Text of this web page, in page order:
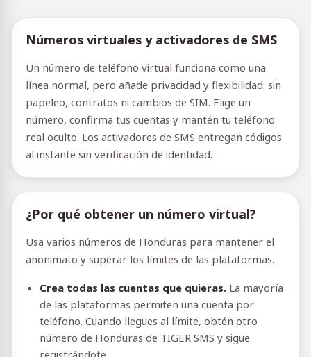
Números virtuales y activadores de SMS
Un número de teléfono virtual funciona como una
línea normal, pero añade privacidad y flexibilidad: sin
papeleo, contratos ni cambios de SIM. Elige un
número, confirma tus cuentas y mantén tu teléfono
real oculto. Los activadores de SMS entregan códigos
al instante sin verificación de identidad.
¿Por qué obtener un número virtual?
Usa varios números de Honduras para mantener el
anonimato y superar los límites de las plataformas.
Crea todas las cuentas que quieras. La mayoría
de las plataformas permiten una cuenta por
teléfono. Cuando llegues al límite, obtén otro
número de Honduras de TIGER SMS y sigue
registrándote.